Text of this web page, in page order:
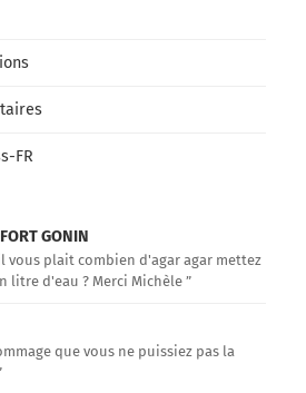
FR
GONIN
vous plait combien d'agar agar mettez
litre d'eau ? Merci Michèle ”
que vous ne puissiez pas la